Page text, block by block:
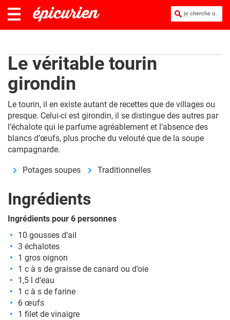
je cherche une recette :
Le véritable tourin
girondin
Le tourin, il en existe autant de recettes que de villages ou
presque. Celui-ci est girondin, il se distingue des autres par
l’échalote qui le parfume agréablement et l’absence des
blancs d’œufs, plus proche du velouté que de la soupe
campagnarde.
Potages soupes Traditionnelles
Ingrédients
Ingrédients pour 6 personnes
10 gousses d’ail
3 échalotes
1 gros oignon
1 c à s de graisse de canard ou d’oie
1,5 l d’eau
1 c à s de farine
6 œufs
1 filet de vinaigre